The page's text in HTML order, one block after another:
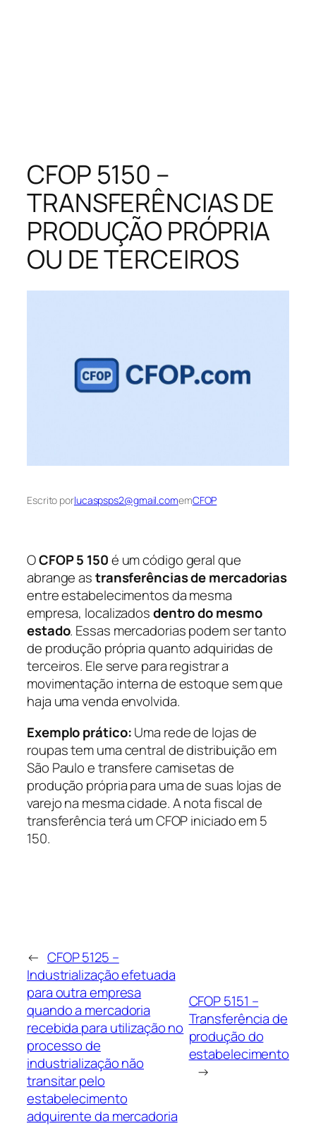
CFOP 5150 –
TRANSFERÊNCIAS DE
PRODUÇÃO PRÓPRIA
OU DE TERCEIROS
Escrito porlucaspsps2@gmail.comemCFOP
OCFOP 5 150é um código geral que
abrange astransferências de mercadorias
entre estabelecimentos da mesma
empresa, localizadosdentro do mesmo
estado. Essas mercadorias podem ser tanto
de produção própria quanto adquiridas de
terceiros. Ele serve para registrar a
movimentação interna de estoque sem que
haja uma venda envolvida.
Exemplo prático:Uma rede de lojas de
roupas tem uma central de distribuição em
São Paulo e transfere camisetas de
produção própria para uma de suas lojas de
varejo na mesma cidade. A nota fiscal de
transferência terá um CFOP iniciado em 5
150.
← CFOP 5125 –
Industrialização efetuada
para outra empresa
quando a mercadoria
recebida para utilização no
processo de
industrialização não
transitar pelo
estabelecimento
adquirente da mercadoria
CFOP 5151 –
Transferência de
produção do
estabelecimento
→